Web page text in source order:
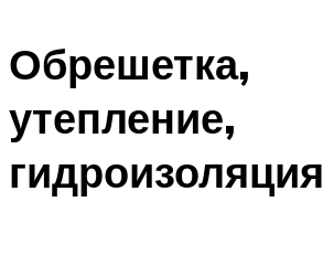
Обрешетка,
утепление,
гидроизоляция